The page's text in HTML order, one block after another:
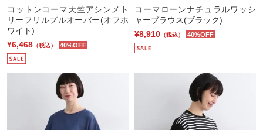
コットンコーマ天竺アシンメト
リーフリルプルオーバー(オフホ
ワイト)
¥6,468 （税込） 40%OFF
コーマローンナチュラルワッシ
ャーブラウス(ブラック)
¥8,910 （税込） 40%OFF